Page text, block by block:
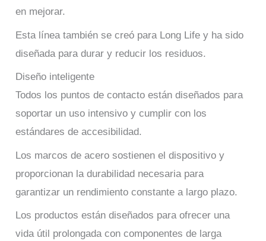
en mejorar.
Esta línea también se creó para Long Life y ha sido
diseñada para durar y reducir los residuos.
Diseño inteligente
Todos los puntos de contacto están diseñados para
soportar un uso intensivo y cumplir con los
estándares de accesibilidad.
Los marcos de acero sostienen el dispositivo y
proporcionan la durabilidad necesaria para
garantizar un rendimiento constante a largo plazo.
Los productos están diseñados para ofrecer una
vida útil prolongada con componentes de larga